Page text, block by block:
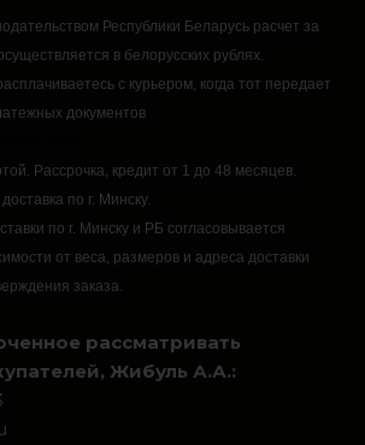
Республики Беларусь расчет за
в белорусских рублях.
с курьером, когда тот передает
документов
Рассрочка, кредит от 1 до 48 месяцев.
по г. Минску.
по г. Минску и РБ согласовывается
от веса, размеров и адреса доставки
заказа.
рассматривать
Жибуль А.А.: